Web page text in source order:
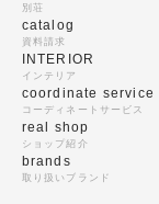
別荘
catalog
資料請求
INTERIOR
インテリア
coordinate service
コーディネートサービス
real shop
ショップ紹介
brands
取り扱いブランド